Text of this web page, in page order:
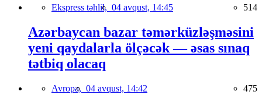
Ekspress təhlil, 04 avqust, 14:45 514
Azərbaycan bazar təmərküzləşməsini
yeni qaydalarla ölçəcək — əsas sınaq
tətbiq olacaq
Avropa, 04 avqust, 14:42 475